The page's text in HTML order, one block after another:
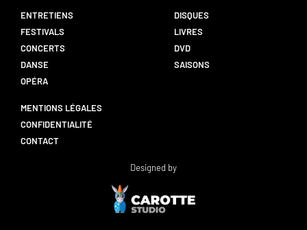
ENTRETIENS
FESTIVALS
CONCERTS
DANSE
OPÉRA
DISQUES
LIVRES
DVD
SAISONS
MENTIONS LÉGALES
CONFIDENTIALITÉ
CONTACT
Designed by